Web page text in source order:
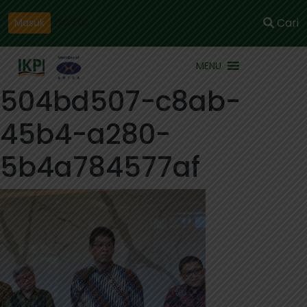
Masuk Cari
MENU
504bd507-c8ab-
45b4-a280-
5b4a784577af